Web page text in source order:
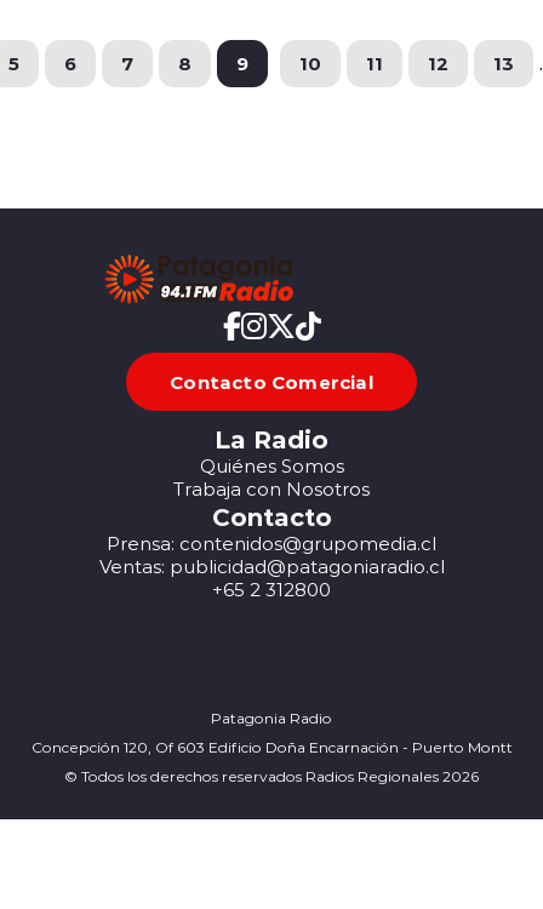
5 6 7 8 9 10 11 12 13
Contacto Comercial
La Radio
Quiénes Somos
Trabaja con Nosotros
Contacto
Prensa: contenidos@grupomedia.cl
Ventas: publicidad@patagoniaradio.cl
+65 2 312800
Patagonia Radio
Concepción 120, Of 603 Edificio Doña Encarnación - Puerto Montt
© Todos los derechos reservados Radios Regionales 2026